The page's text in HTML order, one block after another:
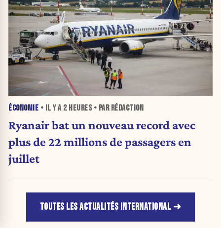
ÉCONOMIE • IL Y A 2 HEURES• PAR RÉDACTION
Ryanair bat un nouveau record avec
plus de 22 millions de passagers en
juillet
TOUTES LES ACTUALITÉS INTERNATIONAL